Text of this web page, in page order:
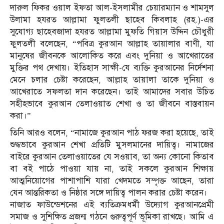
দারুল ফিকর ওয়াল ইফতা আল-ইসলামীর চেয়ারম্যান ও শামসুল
উলামা হযরত আল্লামা ফুলতলী ছাহেব কিবলাহ (রহ.)-এর
সুযোগ্য ছাহেবজাদা হযরত আল্লামা মুফতি গিয়াস উদ্দিন চৌধুরী
ফুলতলী বলেছেন, “পবিত্র কুরআন আল্লাহ তায়ালার বাণী, যা
মানুষের জীবনকে আলোকিত করে এবং দুনিয়া ও আখেরাতের
মুক্তির পথ দেখায়। ইতিহাস সাক্ষী-যে ব্যক্তি কুরআনের নির্দেশনা
মেনে চলার চেষ্টা করেছেন, আল্লাহ তায়ালা তাকে দুনিয়া ও
আখেরাতে সফলতা দান করেছেন। তাই আমাদের সবার উচিত
সহীহভাবে কুরআন তেলাওয়াত শেখা ও তা জীবনে বাস্তবায়ন
করা।”
তিনি আরও বলেন, “নামাজে কুরআন পাঠ ফরজ করা হয়েছে, তাই
শুদ্ধভাবে কুরআন শেখা প্রতিটি মুসলমানের দায়িত্ব। নামাজের
বাইরে কুরআন তেলাওয়াতের যে সওয়াব, তা অন্য কোনো কিতাব
বা বই পাঠে পাওয়া যায় না, তাই সকলে কুরআন শিক্ষায়
আত্মনিয়োগের পাশাপাশি যারা খেদমতে সম্পৃক্ত আছেন, তারা
যেন আন্তরিকতা ও নিষ্ঠার সঙ্গে দায়িত্ব পালন করার চেষ্টা করেন।
নাজাত ফাউন্ডেশনের এই ব্যতিক্রমধর্মী উদ্যোগ কুরআনপ্রেমী
সমাজ ও সুশিক্ষিত প্রজন্ম গঠনে গুরুত্বপূর্ণ ভূমিকা রাখছে। আমি এ